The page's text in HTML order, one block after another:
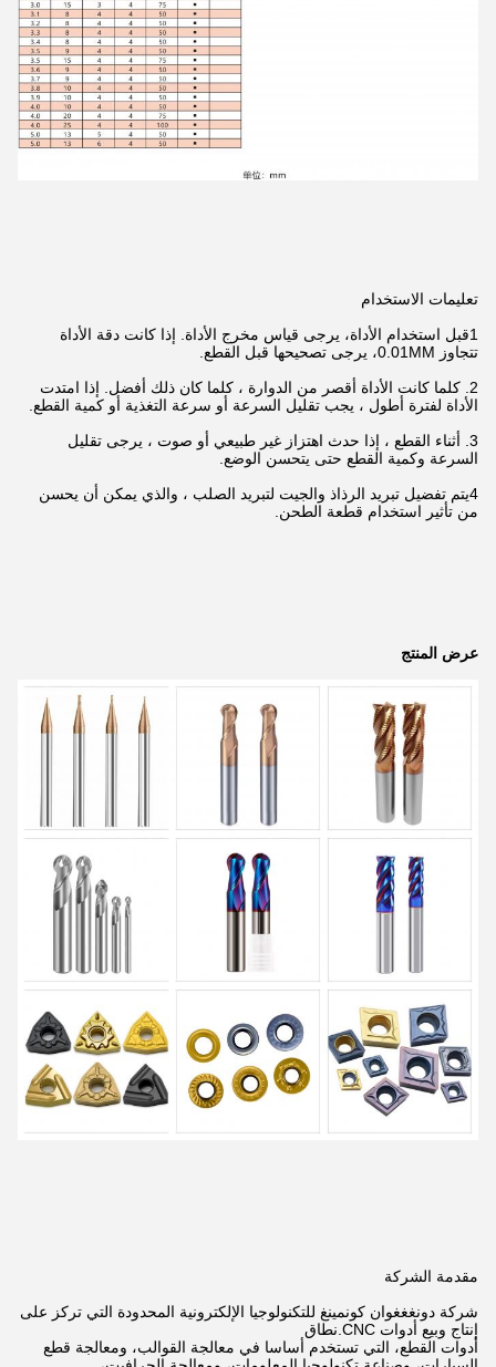
تعليمات الاستخدام
1قبل استخدام الأداة، يرجى قياس مخرج الأداة. إذا كانت دقة الأداة
تتجاوز 0.01MM، يرجى تصحيحها قبل القطع.
2. كلما كانت الأداة أقصر من الدوارة ، كلما كان ذلك أفضل. إذا امتدت
الأداة لفترة أطول ، يجب تقليل السرعة أو سرعة التغذية أو كمية القطع.
3. أثناء القطع ، إذا حدث اهتزاز غير طبيعي أو صوت ، يرجى تقليل
السرعة وكمية القطع حتى يتحسن الوضع.
4يتم تفضيل تبريد الرذاذ والجيت لتبريد الصلب ، والذي يمكن أن يحسن
من تأثير استخدام قطعة الطحن.
عرض المنتج
مقدمة الشركة
شركة دونغغغوان كونمينغ للتكنولوجيا الإلكترونية المحدودة التي تركز على
إنتاج وبيع أدوات CNC.
نطاق
أدوات القطع، التي تستخدم أساسا في معالجة القوالب، ومعالجة قطع